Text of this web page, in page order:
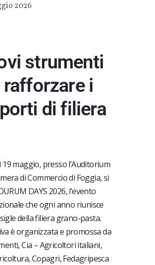
2026
strumenti
rafforzare i
di filiera
maggio, presso l’Auditorium
di Commercio di Foggia, si
DAYS 2026, l’evento
che ogni anno riunisce
della filiera grano-pasta.
è organizzata e promossa da
Cia – Agricoltori italiani,
Copagri, Fedagripesca